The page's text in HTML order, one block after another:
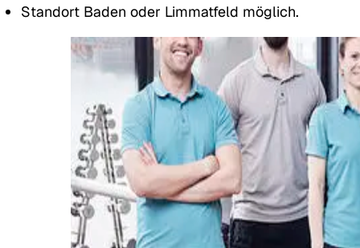
Standort Baden oder Limmatfeld möglich.